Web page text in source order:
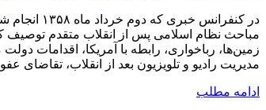
در
مباحث نظام اسلامی پس از انقلاب متقدم توصیف
زمین‌ها، رباخواری، رابطه با آمریکا، اقدامات
مدیریت رادیو و تلویزیون بعد از انقلاب،
ادامه مطلب